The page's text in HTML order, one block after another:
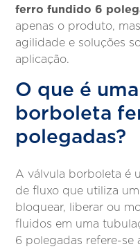
ferro fundido 6
apenas o produto,
agilidade e soluções
aplicação.
O que é
borboleta
polegadas?
A válvula borboleta é
de fluxo que utiliza
bloquear, liberar ou
fluidos em uma
6 polegadas refere-se